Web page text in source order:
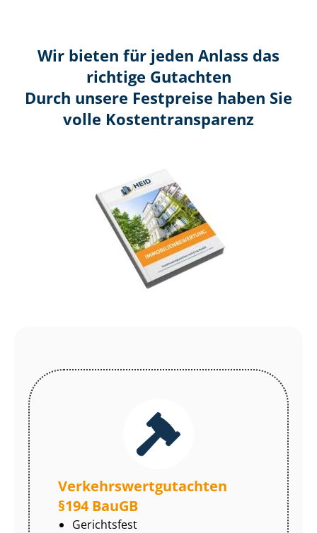
Wir bieten für jeden Anlass das
richtige Gutachten
Durch unsere Festpreise haben Sie
volle Kosten­transparenz
Ver­kehrs­wert­gut­ach­ten
§194 BauGB
Gerichtsfest